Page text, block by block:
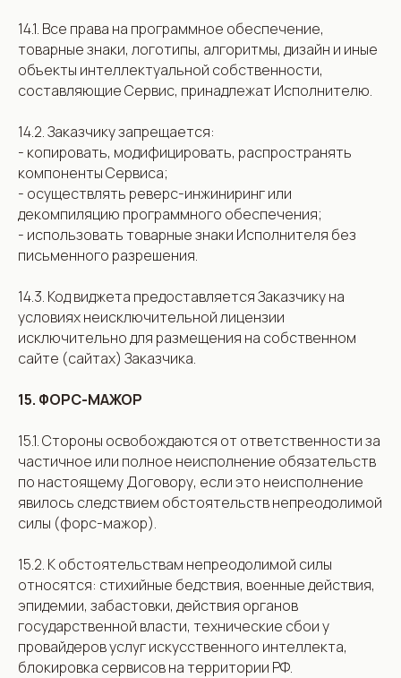
14.1. Все права на программное обеспечение,
товарные знаки, логотипы, алгоритмы, дизайн и иные
объекты интеллектуальной собственности,
составляющие Сервис, принадлежат Исполнителю.
14.2. Заказчику запрещается:
- копировать, модифицировать, распространять
компоненты Сервиса;
- осуществлять реверс-инжиниринг или
декомпиляцию программного обеспечения;
- использовать товарные знаки Исполнителя без
письменного разрешения.
14.3. Код виджета предоставляется Заказчику на
условиях неисключительной лицензии
исключительно для размещения на собственном
сайте (сайтах) Заказчика.
15. ФОРС-МАЖОР
15.1. Стороны освобождаются от ответственности за
частичное или полное неисполнение обязательств
по настоящему Договору, если это неисполнение
явилось следствием обстоятельств непреодолимой
силы (форс-мажор).
15.2. К обстоятельствам непреодолимой силы
относятся: стихийные бедствия, военные действия,
эпидемии, забастовки, действия органов
государственной власти, технические сбои у
провайдеров услуг искусственного интеллекта,
блокировка сервисов на территории РФ.